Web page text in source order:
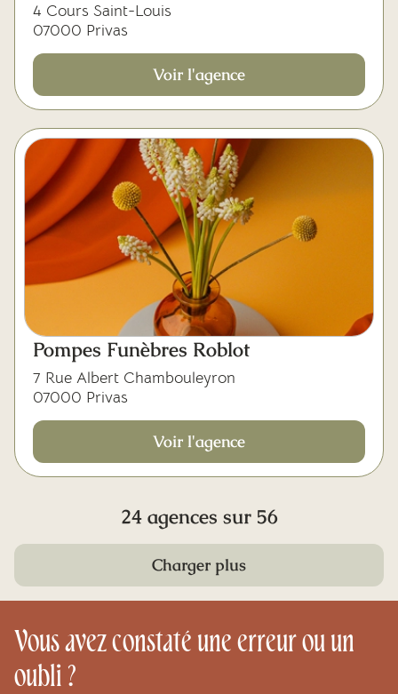
4 Cours Saint-Louis
07000 Privas
Voir l'agence
Pompes Funèbres Roblot
7 Rue Albert Chambouleyron
07000 Privas
Voir l'agence
24 agences sur 56
Charger plus
Vous avez constaté une erreur ou un
oubli ?